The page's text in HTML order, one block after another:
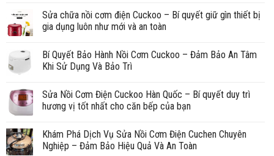
Sửa chữa nồi cơm điện Cuckoo – Bí quyết giữ gìn thiết bị
gia dụng luôn như mới và an toàn
Bí Quyết Bảo Hành Nồi Cơm Cuckoo – Đảm Bảo An Tâm
Khi Sử Dụng Và Bảo Trì
Sửa Nồi Cơm Điện Cuckoo Hàn Quốc – Bí quyết duy trì
hương vị tốt nhất cho căn bếp của bạn
Khám Phá Dịch Vụ Sửa Nồi Cơm Điện Cuchen Chuyên
Nghiệp – Đảm Bảo Hiệu Quả Và An Toàn